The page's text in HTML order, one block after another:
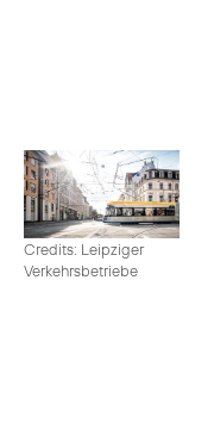
Credits: Leipziger
Verkehrsbetriebe